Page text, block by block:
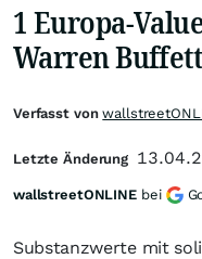
1 Europa-
Warren
Substanzwerte mit
Verfasst von
Letzte Änderung
wallstreetONLINE bei